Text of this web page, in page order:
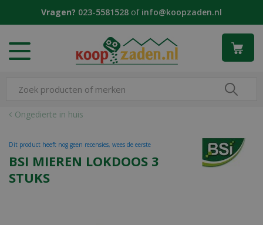
Ongedierte in huis
Vragen? 023-5581528 of info@koopzaden.nl
BSI MIEREN LOKDOOS 3
STUKS
Dit product heeft nog geen recensies, wees de eerste